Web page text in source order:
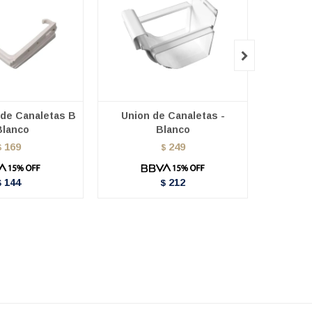
Canaletas B
169
144
Union de Canaletas -
Blanco
$ 249
$ 212
